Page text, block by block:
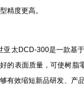
精度更高。
太DCD-300是一款基于
的表面质量，可使树脂
有效缩短新品研发、产